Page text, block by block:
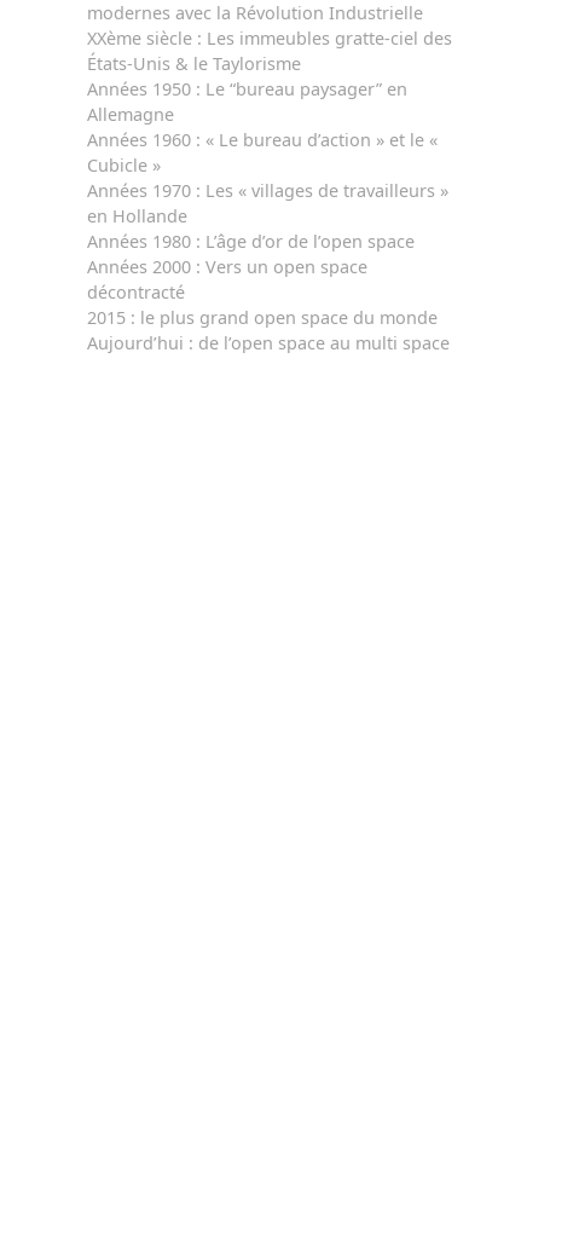
modernes avec la Révolution Industrielle
XXème siècle : Les immeubles gratte-ciel des
États-Unis & le Taylorisme
Années 1950 : Le “bureau paysager” en
Allemagne
Années 1960 : « Le bureau d’action » et le «
Cubicle »
Années 1970 : Les « villages de travailleurs »
en Hollande
Années 1980 : L’âge d’or de l’open space
Années 2000 : Vers un open space
décontracté
2015 : le plus grand open space du monde
Aujourd’hui : de l’open space au multi space